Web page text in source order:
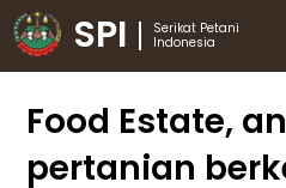
SPI
Serikat Petani
Indonesia
Food Estate,
pertanian